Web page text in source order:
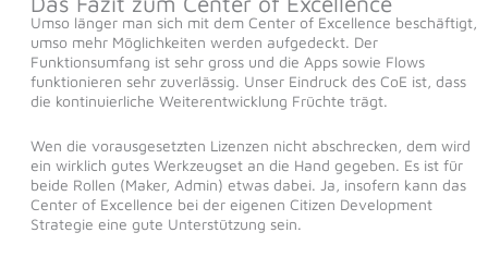
Umso länger man sich mit dem Center of Excellence beschäftigt,
umso mehr Möglichkeiten werden aufgedeckt. Der
Funktionsumfang ist sehr gross und die Apps sowie Flows
funktionieren sehr zuverlässig. Unser Eindruck des CoE ist, dass
die kontinuierliche Weiterentwicklung Früchte trägt.
Wen die vorausgesetzten Lizenzen nicht abschrecken, dem wird
ein wirklich gutes Werkzeugset an die Hand gegeben. Es ist für
beide Rollen (Maker, Admin) etwas dabei. Ja, insofern kann das
Center of Excellence bei der eigenen Citizen Development
Strategie eine gute Unterstützung sein.